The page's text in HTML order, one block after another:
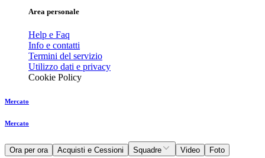
Area personale
Help e Faq
Info e contatti
Termini del servizio
Utilizzo dati e privacy
Cookie Policy
Mercato
Mercato
Ora per ora Acquisti e Cessioni Squadre Video Foto